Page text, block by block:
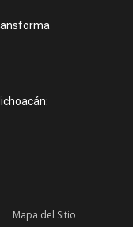
Mapa del Sitio